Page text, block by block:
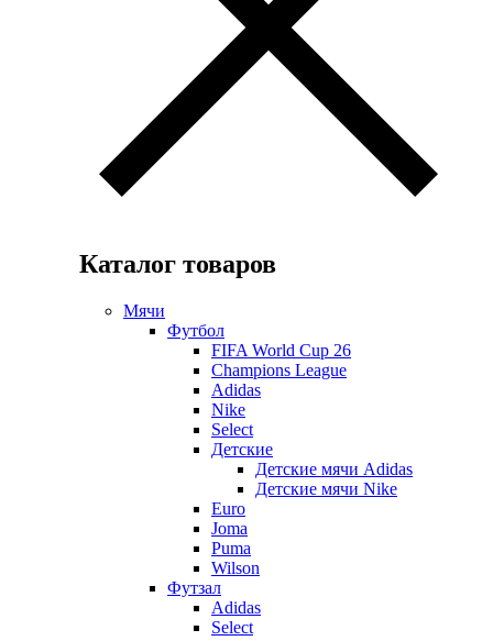
Каталог товаров
Мячи
Футбол
FIFA World Cup 26
Champions League
Adidas
Nike
Select
Детские
Детские мячи Adidas
Детские мячи Nike
Euro
Joma
Puma
Wilson
Футзал
Adidas
Select